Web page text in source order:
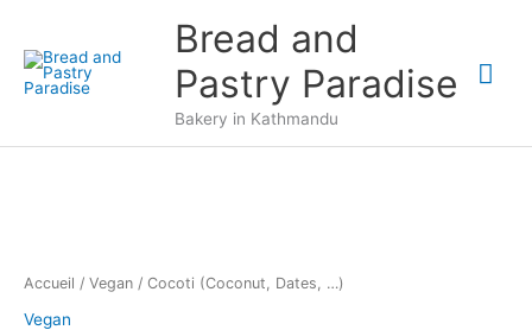
contenu
Bread and
Pastry Paradise
Bakery in Kathmandu
Accueil / Vegan / Cocoti (Coconut, Dates, …)
Vegan